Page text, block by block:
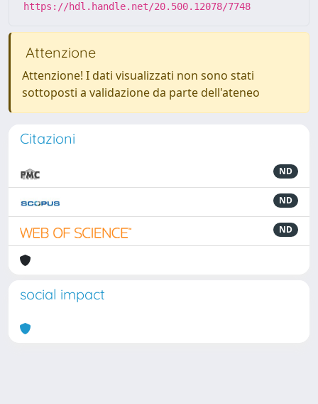
https://hdl.handle.net/20.500.12078/7748
Attenzione
Attenzione! I dati visualizzati non sono stati
sottoposti a validazione da parte dell'ateneo
Citazioni
ND
ND
ND
social impact